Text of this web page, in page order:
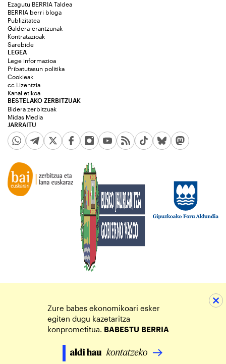
Ezagutu BERRIA Taldea
BERRIA berri bloga
Publizitatea
Galdera-erantzunak
Kontratazioak
Sarebide
JARRAITU
LEGEA
Lege informazioa
Pribatutasun politika
Cookieak
cc Lizentzia
Kanal etikoa
BESTELAKO ZERBITZUAK
Bidera zerbitzuak
Midas Media
Zure babes ekonomikoari esker
egiten dugu kazetaritza
konprometitua. BABESTU BERRIA